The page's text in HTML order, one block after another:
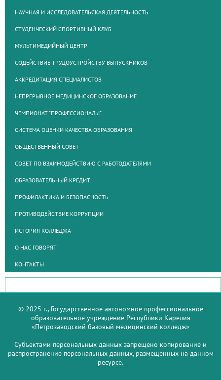
НАУЧНАЯ И ИССЛЕДОВАТЕЛЬСКАЯ ДЕЯТЕЛЬНОСТЬ
СТУДЕНЧЕСКИЙ СПОРТИВНЫЙ КЛУБ
МУЛЬТИМЕДИЙНЫЙ ЦЕНТР
СОДЕЙСТВИЕ ТРУДОУСТРОЙСТВУ ВЫПУСКНИКОВ
АККРЕДИТАЦИЯ СПЕЦИАЛИСТОВ
НЕПРЕРЫВНОЕ МЕДИЦИНСКОЕ ОБРАЗОВАНИЕ
ЧЕМПИОНАТ "ПРОФЕССИОНАЛЫ"
СИСТЕМА ОЦЕНКИ КАЧЕСТВА ОБРАЗОВАНИЯ
ОБЩЕСТВЕННЫЙ СОВЕТ
СОВЕТ ПО ВЗАИМОДЕЙСТВИЮ С РАБОТОДАТЕЛЯМИ
ОБРАЗОВАТЕЛЬНЫЙ КРЕДИТ
ПРОФИЛАКТИКА И БЕЗОПАСНОСТЬ
ПРОТИВОДЕЙСТВИЕ КОРРУПЦИИ
ИСТОРИЯ КОЛЛЕДЖА
О НАС ГОВОРЯТ
КОНТАКТЫ
© 2025 г., Государственное автономное профессиональное
образовательное учреждение Республики Карелия
«Петрозаводский базовый медицинский колледж»
Субъектами персональных данных запрещено копирование и
распространение персональных данных, размещенных на данном
ресурсе.